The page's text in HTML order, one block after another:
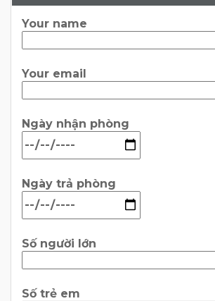
Your name
Your email
Ngày nhận phòng
Ngày trả phòng
Số người lớn
Số trẻ em